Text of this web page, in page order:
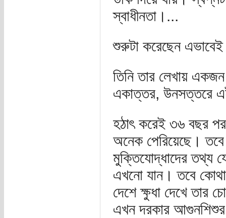
স্বাধীনতা।...
শুরুটা করেছেন
তিনি তার লেখায়
একাত্তর, উনসত্তরে
হঠাৎ করেই ৩৬ বছর
অনেক পেরিয়েছে।
মুক্তিযোদ্ধাদের তথ্য
এখনো যান। তবে
দেশে ক্ষুধা দেখে তার
এখন দরকার